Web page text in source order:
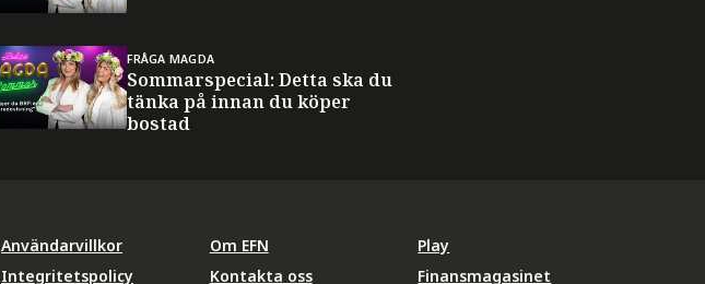
FRÅGA MAGDA
Sommarspecial: Detta ska du
tänka på innan du köper
bostad
Användarvillkor
Integritetspolicy
Om EFN
Kontakta oss
Play
Finansmagasinet